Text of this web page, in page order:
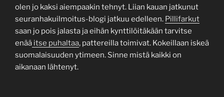
olen jo kaksi aiempaakin tehnyt. Liian kauan jatkunut
seuranhakuilmoitus-blogi jatkuu edelleen. Pillifarkut
saan jo pois jalasta ja eihän kynttilöitäkään tarvitse
enää itse puhaltaa, pattereilla toimivat. Kokeillaan iskeä
suomalaisuuden ytimeen. Sinne mistä kaikki on
aikanaan lähtenyt.